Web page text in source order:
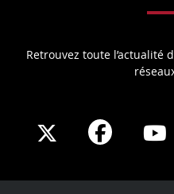
Retrouvez toute l’actualité
Share
X
Share
Facebook